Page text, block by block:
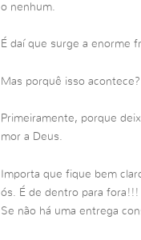
o nenhum.
É daí que surge a enorme
Mas porquê isso acontece?
Primeiramente, porque
mor a Deus.
Importa que fique bem
ós. É de dentro para fora!!!
Se não há uma entrega